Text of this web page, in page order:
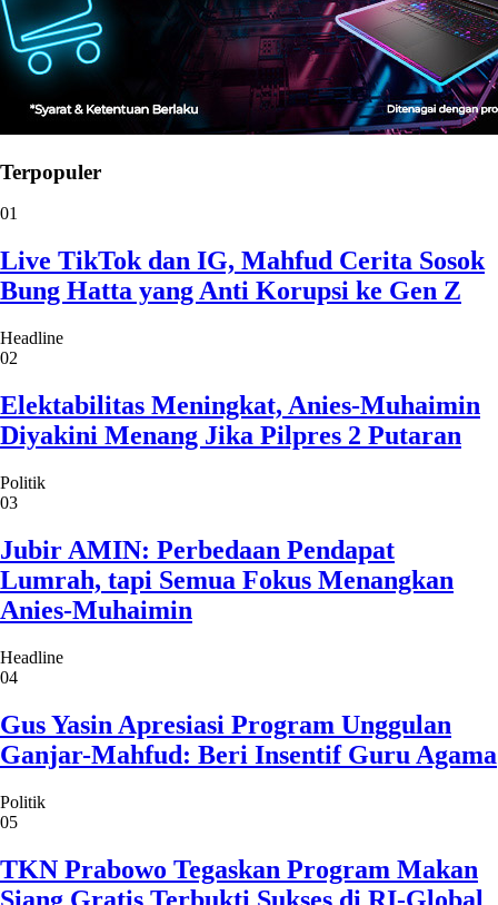
Terpopuler
01
Live TikTok dan IG, Mahfud Cerita Sosok
Bung Hatta yang Anti Korupsi ke Gen Z
Headline
02
Elektabilitas Meningkat, Anies-Muhaimin
Diyakini Menang Jika Pilpres 2 Putaran
Politik
03
Jubir AMIN: Perbedaan Pendapat
Lumrah, tapi Semua Fokus Menangkan
Anies-Muhaimin
Headline
04
Gus Yasin Apresiasi Program Unggulan
Ganjar-Mahfud: Beri Insentif Guru Agama
Politik
05
TKN Prabowo Tegaskan Program Makan
Siang Gratis Terbukti Sukses di RI-Global